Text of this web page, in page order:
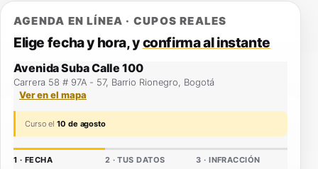
AGENDA EN LÍNEA · CUPOS REALES
Elige fecha y hora, yconfirma al instante
Avenida Suba Calle 100
Carrera 58 # 97A - 57, Barrio Rionegro, Bogotá
Ver en el mapa
Curso el10 de agosto
1 · FECHA 2 · TUS DATOS 3 · INFRACCIÓN